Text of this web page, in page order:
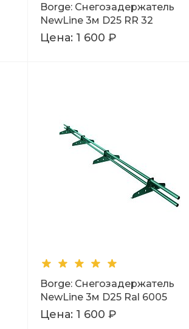
Borge: Снегозадержатель
NewLine 3м D25 RR 32
Цена: 1 600 ₽
Borge: Снегозадержатель
NewLine 3м D25 Ral 6005
Цена: 1 600 ₽